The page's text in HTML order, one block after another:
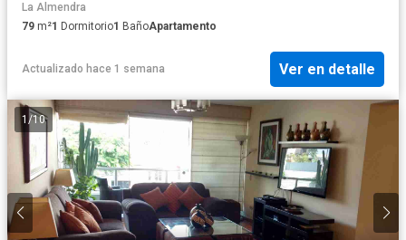
La Almendra
79 m²1 Dormitorio1 BañoApartamento
Actualizado hace 1 semana Ver en detalle
1 /10